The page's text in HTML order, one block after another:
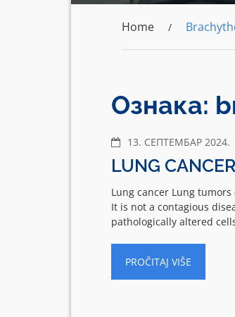
Home
Ознака:
13. СЕПТЕМБАР 2024.
LUNG CANCER
Lung cancer Lung
It is not a contagious
pathologically altered
PROČITAJ VIŠE